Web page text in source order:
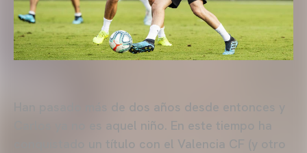
Han pasado más de dos años desde entonces y
Carlos ya no es aquel niño. En este tiempo ha
conquistado un título con el Valencia CF (y otro